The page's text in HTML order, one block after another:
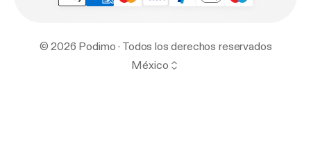
© 2026 Podimo · Todos los derechos reservados
México